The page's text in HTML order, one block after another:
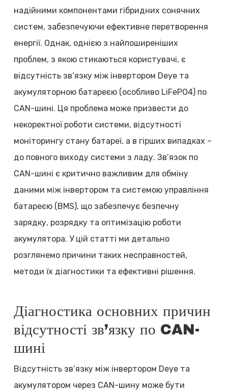
надійними компонентами гібридних сонячних
систем, забезпечуючи ефективне перетворення
енергії. Однак, однією з найпоширеніших
проблем, з якою стикаються користувачі, є
відсутність зв’язку між інвертором Deye та
акумуляторною батареєю (особливо LiFePO4) по
CAN-шині. Ця проблема може призвести до
некоректної роботи системи, відсутності
моніторингу стану батареї, а в гірших випадках –
до повного виходу системи з ладу. Зв’язок по
CAN-шині є критично важливим для обміну
даними між інвертором та системою управління
батареєю (BMS), що забезпечує безпечну
зарядку, розрядку та оптимізацію роботи
акумулятора. У цій статті ми детально
розглянемо причини таких несправностей,
методи їх діагностики та ефективні рішення.
Діагностика основних причин
відсутності зв’язку по CAN-
шині
Відсутність зв’язку між інвертором Deye та
акумулятором через CAN-шину може бути